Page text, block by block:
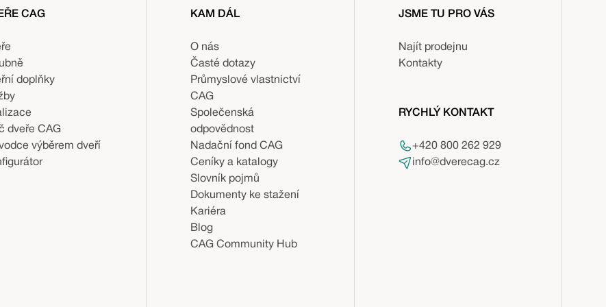
CAG
doplňky
dveře CAG
výběrem dveří
KAM DÁL
O nás
Časté dotazy
Průmyslové vlastnictví
CAG
Společenská
odpovědnost
Nadační fond CAG
Ceníky a katalogy
Slovník pojmů
Dokumenty ke stažení
Kariéra
Blog
CAG Community Hub
JSME TU PRO VÁS
Najít prodejnu
Kontakty
RYCHLÝ KONTAKT
+420 800 262 929
info@dverecag.cz